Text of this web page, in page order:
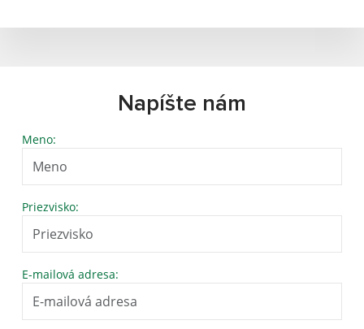
Napíšte nám
Meno:
Priezvisko:
E-mailová adresa: